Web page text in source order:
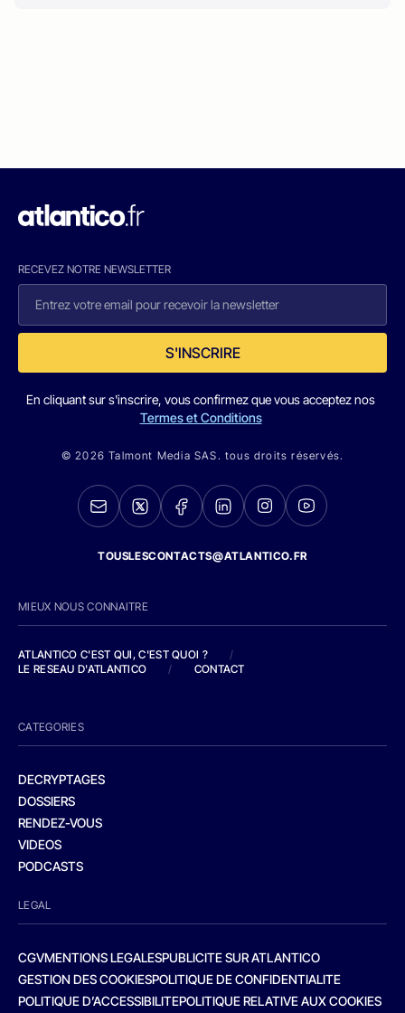
RECEVEZ NOTRE NEWSLETTER
S'INSCRIRE
En cliquant sur s'inscrire, vous confirmez que vous acceptez nos
Termes et Conditions
© 2026 Talmont Media SAS. tous droits réservés.
TOUSLESCONTACTS@ATLANTICO.FR
MIEUX NOUS CONNAITRE
ATLANTICO C'EST QUI, C'EST QUOI ?
/
LE RESEAU D'ATLANTICO
/ CONTACT
CATEGORIES
DECRYPTAGES
DOSSIERS
RENDEZ-VOUS
VIDEOS
PODCASTS
LEGAL
CGVMENTIONS LEGALESPUBLICITE SUR ATLANTICO
GESTION DES COOKIESPOLITIQUE DE CONFIDENTIALITE
POLITIQUE D’ACCESSIBILITEPOLITIQUE RELATIVE AUX COOKIES